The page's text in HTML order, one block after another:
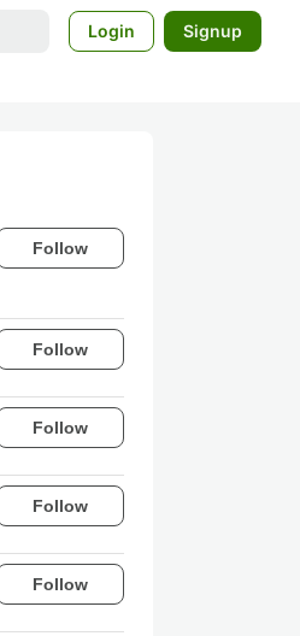
Login Signup
Follow
Follow
Follow
Follow
Follow